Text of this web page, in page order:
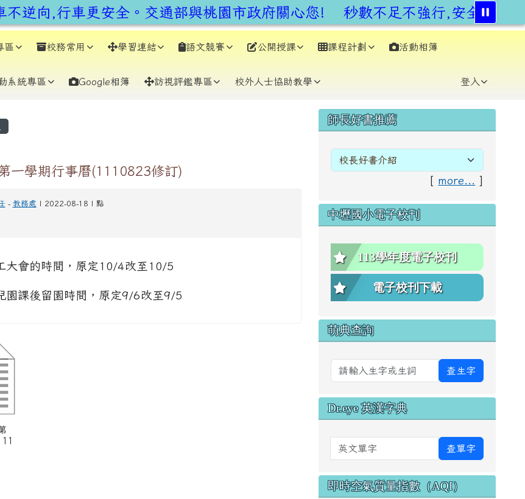
逆向,行車更安全。交通部與桃園市政府關心您! 秒數不足不強行,安全通行不
區 校務常用 學習連結 語文競賽 公開授課 課程計劃 活動相簿
系統專區 Google相簿 訪視評鑑專區 校外人士協助教學 登入
一學期行事曆(1110823修訂)
- 教務處 | 2022-08-18 | 點
大會的時間，原定10/4改至10/5
園課後留園時間，原定9/6改至9/5
右邊區域內容
師長好書推薦
[ more... ]
中壢國小電子校刊
113學年度電子校刊
電子校刊下載
萌典查詢
查生字
Dr.eye 英漢字典
英文單字 查單字
即時空氣質量指數（AQI）